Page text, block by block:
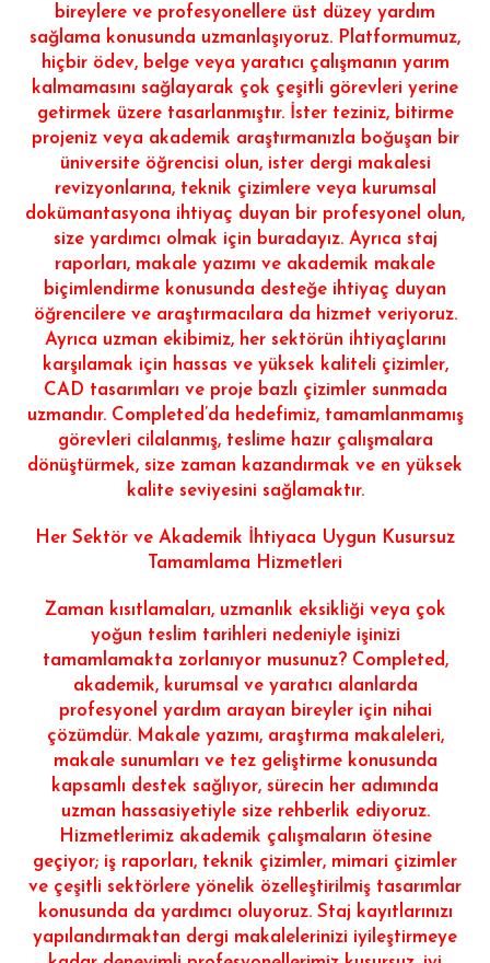
bireylere ve profesyonellere üst düzey yardım
sağlama konusunda uzmanlaşıyoruz. Platformumuz,
hiçbir ödev, belge veya yaratıcı çalışmanın yarım
kalmamasını sağlayarak çok çeşitli görevleri yerine
getirmek üzere tasarlanmıştır. İster teziniz, bitirme
projeniz veya akademik araştırmanızla boğuşan bir
üniversite öğrencisi olun, ister dergi makalesi
revizyonlarına, teknik çizimlere veya kurumsal
dokümantasyona ihtiyaç duyan bir profesyonel olun,
size yardımcı olmak için buradayız. Ayrıca staj
raporları, makale yazımı ve akademik makale
biçimlendirme konusunda desteğe ihtiyaç duyan
öğrencilere ve araştırmacılara da hizmet veriyoruz.
Ayrıca uzman ekibimiz, her sektörün ihtiyaçlarını
karşılamak için hassas ve yüksek kaliteli çizimler,
CAD tasarımları ve proje bazlı çizimler sunmada
uzmandır. Completed’da hedefimiz, tamamlanmamış
görevleri cilalanmış, teslime hazır çalışmalara
dönüştürmek, size zaman kazandırmak ve en yüksek
kalite seviyesini sağlamaktır.
Her Sektör ve Akademik İhtiyaca Uygun Kusursuz
Tamamlama Hizmetleri
Zaman kısıtlamaları, uzmanlık eksikliği veya çok
yoğun teslim tarihleri ​​nedeniyle işinizi
tamamlamakta zorlanıyor musunuz? Completed,
akademik, kurumsal ve yaratıcı alanlarda
profesyonel yardım arayan bireyler için nihai
çözümdür. Makale yazımı, araştırma makaleleri,
makale sunumları ve tez geliştirme konusunda
kapsamlı destek sağlıyor, sürecin her adımında
uzman hassasiyetiyle size rehberlik ediyoruz.
Hizmetlerimiz akademik çalışmaların ötesine
geçiyor; iş raporları, teknik çizimler, mimari çizimler
ve çeşitli sektörlere yönelik özelleştirilmiş tasarımlar
konusunda da yardımcı oluyoruz. Staj kayıtlarınızı
yapılandırmaktan dergi makalelerinizi iyileştirmeye